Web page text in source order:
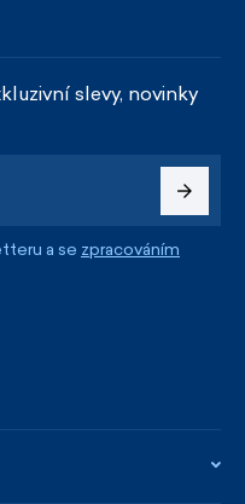
slevy, novinky
a se zpracováním